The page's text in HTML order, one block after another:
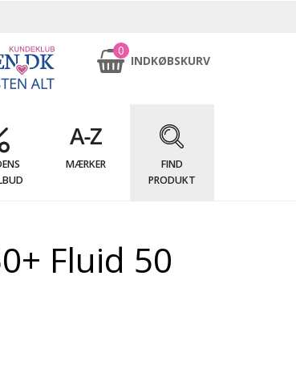
0
INDKØBSKURV
MÆRKER
FIND
PRODUKT
Fluid 50